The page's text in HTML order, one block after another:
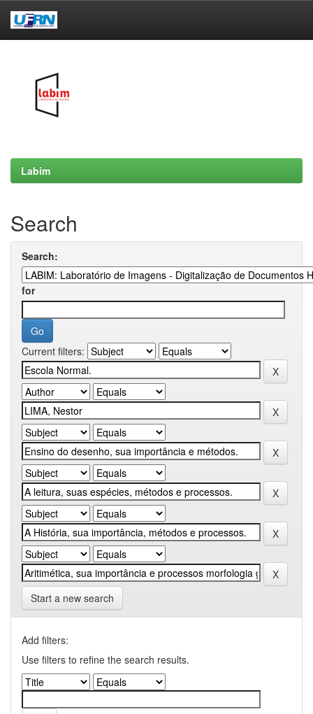
Labim
Search
Search:
for
Current filters:
Start a new search
Add filters:
Use filters to refine the search results.